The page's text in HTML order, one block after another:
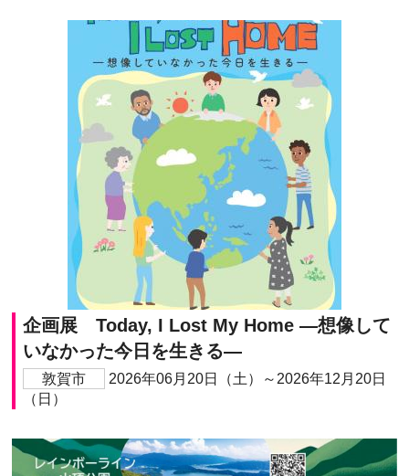
企画展 Today, I Lost My Home ―想像して
いなかった今日を生きる―
敦賀市
2026年06月20日（土）～2026年12月20日
（日）